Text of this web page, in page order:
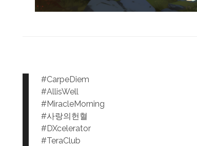
#CarpeDiem
#AllisWell
#MiracleMorning
#사랑의헌혈
#DXcelerator
#TeraClub